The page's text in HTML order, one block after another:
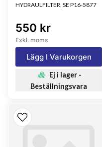
HYDRAULFILTER, SE P16-5877
550 kr
Exkl. moms
Lägg I Varukorgen
Ej i lager -
Beställningsvara